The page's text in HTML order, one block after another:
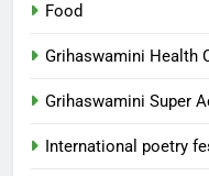
Food
Grihaswamini Health
Grihaswamini Super
International poetry